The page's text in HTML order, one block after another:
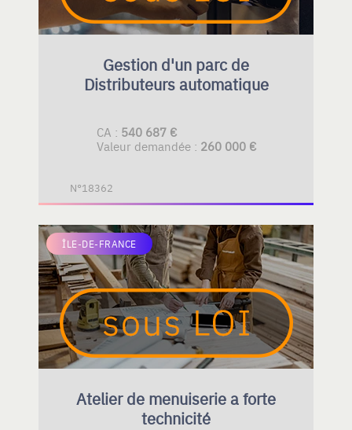
Gestion d'un parc de
Distributeurs automatique
CA : 540 687 €
Valeur demandée : 260 000 €
N°18362
ÎLE-DE-FRANCE
Atelier de menuiserie a forte
technicité